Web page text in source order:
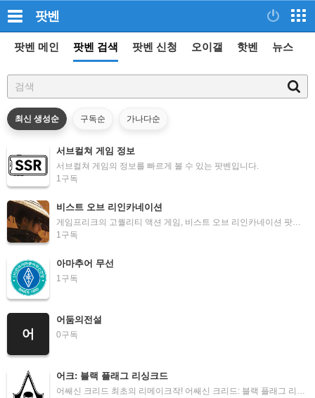
팟벤
팟벤 메인 팟벤 검색 팟벤 신청 오이갤 핫벤 뉴스
최신 생성순 구독순 가나다순
검
서브컬쳐 게임 정보
서브컬쳐 게임의 정보를 빠르게 볼 수 있는 팟벤입니다.
1구독
비스트 오브 리인카네이션
게임프리크의 고퀄리티 액션 게임, 비스트 오브 리인카네이션 팟벤입니다.
1구독
아마추어 무선
1구독
어
어둠의전설
0구독
어크: 블랙 플래그 리싱크드
어쌔신 크리드 최초의 리메이크작! 어쌔신 크리드: 블랙 플래그 리싱크드 팟벤입니다.